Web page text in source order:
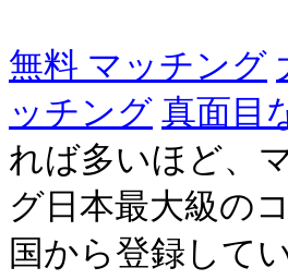
無料 マッチング
ッチング 真面目
れば多いほど、
グ日本最大級の
国から登録して